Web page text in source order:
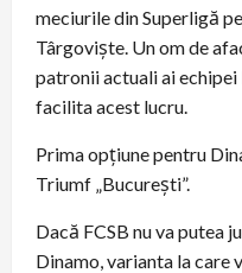
meciurile din Superligă
Târgoviște. Un om de
patronii actuali ai
facilita acest lucru.
Prima opțiune pentru
Triumf „București”.
Dacă FCSB nu va putea
Dinamo, varianta la care